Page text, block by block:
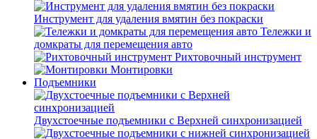
Инструмент для удаления вмятин без покраски
Тележки и
домкраты для перемещения авто
Рихтовочный инструмент
Монтировки
Подъемники
Двухстоечные подъемники с Верхней синхронизацией